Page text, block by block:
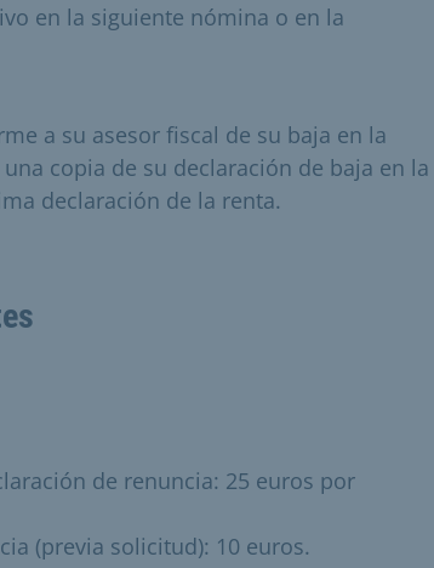
en la siguiente nómina o en la
a su asesor fiscal de su baja en la
copia de su declaración de baja en la
declaración de la renta.
de renuncia: 25 euros por
(previa solicitud): 10 euros.